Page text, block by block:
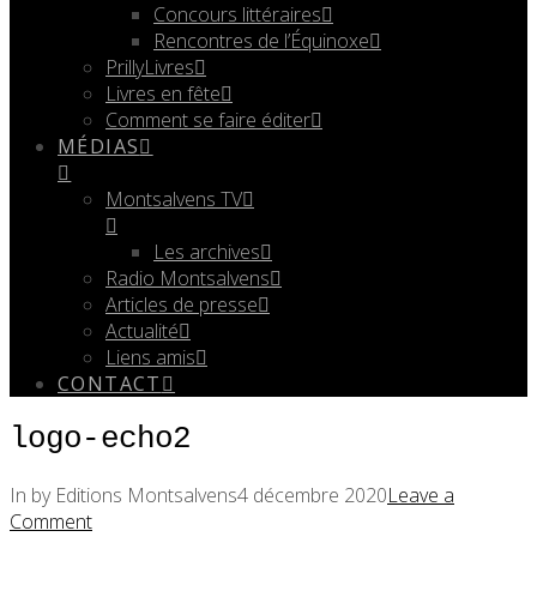
Concours littéraires
Rencontres de l’Équinoxe
PrillyLivres
Livres en fête
Comment se faire éditer
MÉDIAS
Montsalvens TV
Les archives
Radio Montsalvens
Articles de presse
Actualité
Liens amis
CONTACT
logo-echo2
In by Editions Montsalvens4 décembre 2020Leave a
Comment